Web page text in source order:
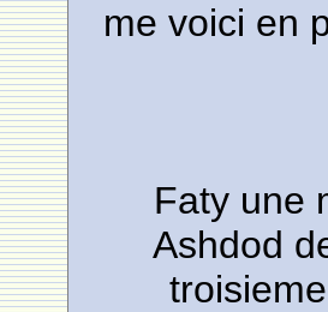
me voici en
Faty une
Ashdod